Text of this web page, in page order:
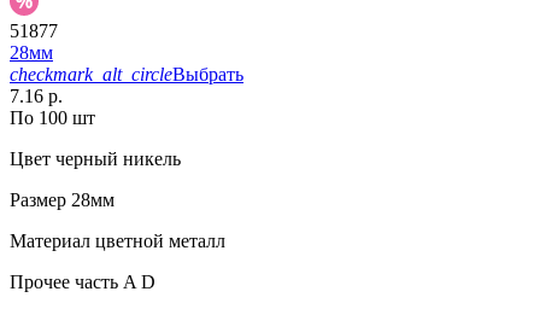
51877
28мм
checkmark_alt_circleВыбрать
7.16 р.
По 100 шт
Цвет черный никель
Размер 28мм
Материал цветной металл
Прочее часть A D